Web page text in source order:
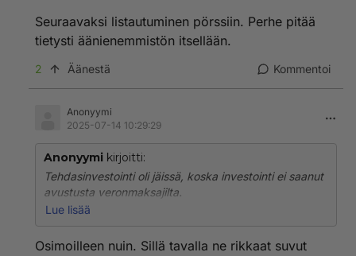
Seuraavaksi listautuminen pörssiin. Perhe pitää
tietysti äänienemmistön itsellään.
2 Äänestä Kommentoi
Anonyymi
2025-07-14 10:29:29
Anonyymi kirjoitti:
Tehdasinvestointi oli jäissä, koska investointi ei saanut
avustusta veronmaksajilta.
äänienemmistön itsellään.
Lue lisää
Osimoilleen nuin. Sillä tavalla ne rikkaat suvut